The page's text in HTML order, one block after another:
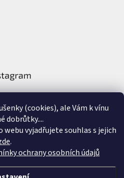
(cookies), ale Vám k vínu
dobrůtky....
vyjadřujete souhlas s jejich
.
ochrany osobních údajů
na Instagramu
&